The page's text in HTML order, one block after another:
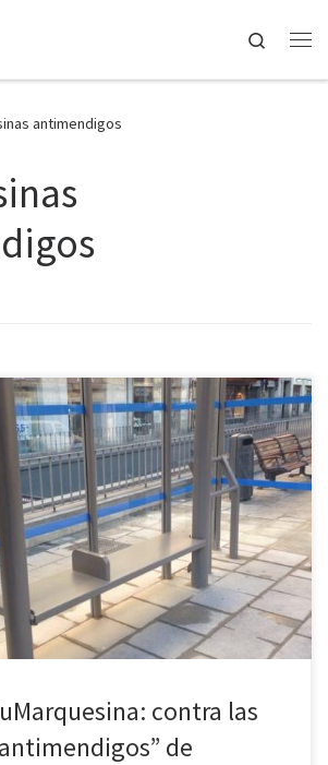
Search
antimendigos
de la capital han asistido en los últimos
las marquesinas de autobús en sus calles. Una
polémica por el denominado diseño
nuevas paradas que incluyen un separador
más pequeño. Desde el […]
contra las
de